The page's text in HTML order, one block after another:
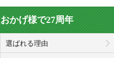
かげ様で27周年
選ばれる理由